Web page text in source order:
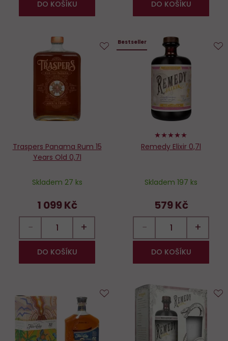
DO KOŠÍKU DO KOŠÍKU
Traspers Panama Rum 15
Years Old 0,7l
Skladem 27 ks
1 099 Kč
− +
DO KOŠÍKU
Bestseller
98%
Remedy Elixir 0,7l
Skladem 197 ks
579 Kč
− +
DO KOŠÍKU